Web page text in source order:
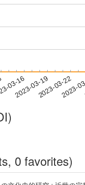
03-16
2023-03-192023-03-22
2023-
0 favorites)